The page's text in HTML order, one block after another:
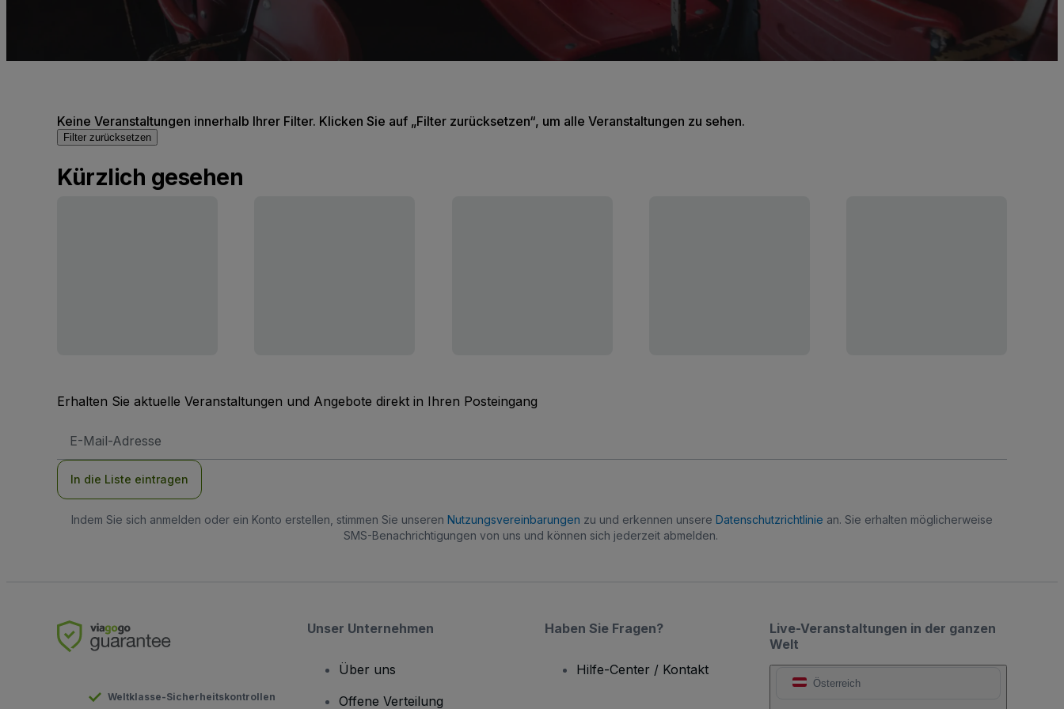
Keine Veranstaltungen innerhalb Ihrer Filter. Klicken Sie auf „Filter zurücksetzen“, um alle Veranstaltungen zu sehen.
Filter zurücksetzen
Kürzlich gesehen
Erhalten Sie aktuelle Veranstaltungen und Angebote direkt in Ihren Posteingang
Mail-
In die Liste eintragen
Indem Sie sich anmelden oder ein Konto erstellen, stimmen Sie unseren Nutzungsvereinbarungen zu und erkennen unsere Datenschutzrichtlinie an. Sie erhalten möglicherweise
SMS-Benachrichtigungen von uns und können sich jederzeit abmelden.
Live-Veranstaltungen in der ganzen
Welt
Österreich
Weltklasse-Sicherheitskontrollen
Unser Unternehmen
Über uns
Offene Verteilung
Haben Sie Fragen?
Hilfe-Center / Kontakt